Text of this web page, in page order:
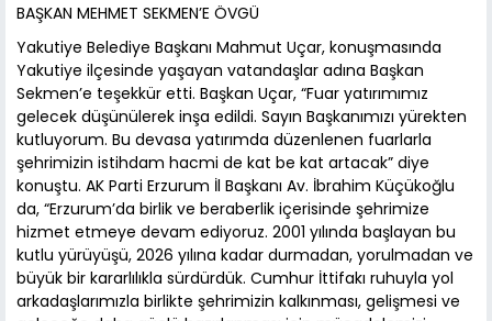
BAŞKAN MEHMET SEKMEN’E ÖVGÜ
Yakutiye Belediye Başkanı Mahmut Uçar, konuşmasında
Yakutiye ilçesinde yaşayan vatandaşlar adına Başkan
Sekmen’e teşekkür etti. Başkan Uçar, “Fuar yatırımımız
gelecek düşünülerek inşa edildi. Sayın Başkanımızı yürekten
kutluyorum. Bu devasa yatırımda düzenlenen fuarlarla
şehrimizin istihdam hacmi de kat be kat artacak” diye
konuştu. AK Parti Erzurum İl Başkanı Av. İbrahim Küçükoğlu
da, “Erzurum’da birlik ve beraberlik içerisinde şehrimize
hizmet etmeye devam ediyoruz. 2001 yılında başlayan bu
kutlu yürüyüşü, 2026 yılına kadar durmadan, yorulmadan ve
büyük bir kararlılıkla sürdürdük. Cumhur İttifakı ruhuyla yol
arkadaşlarımızla birlikte şehrimizin kalkınması, gelişmesi ve